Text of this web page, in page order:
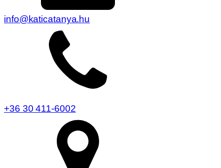
info@katicatanya.hu
+36 30 411-6002